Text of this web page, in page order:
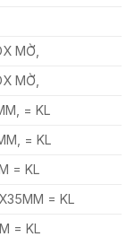
MỜ,
MỜ,
= KL
= KL
= KL
= KL
= KL